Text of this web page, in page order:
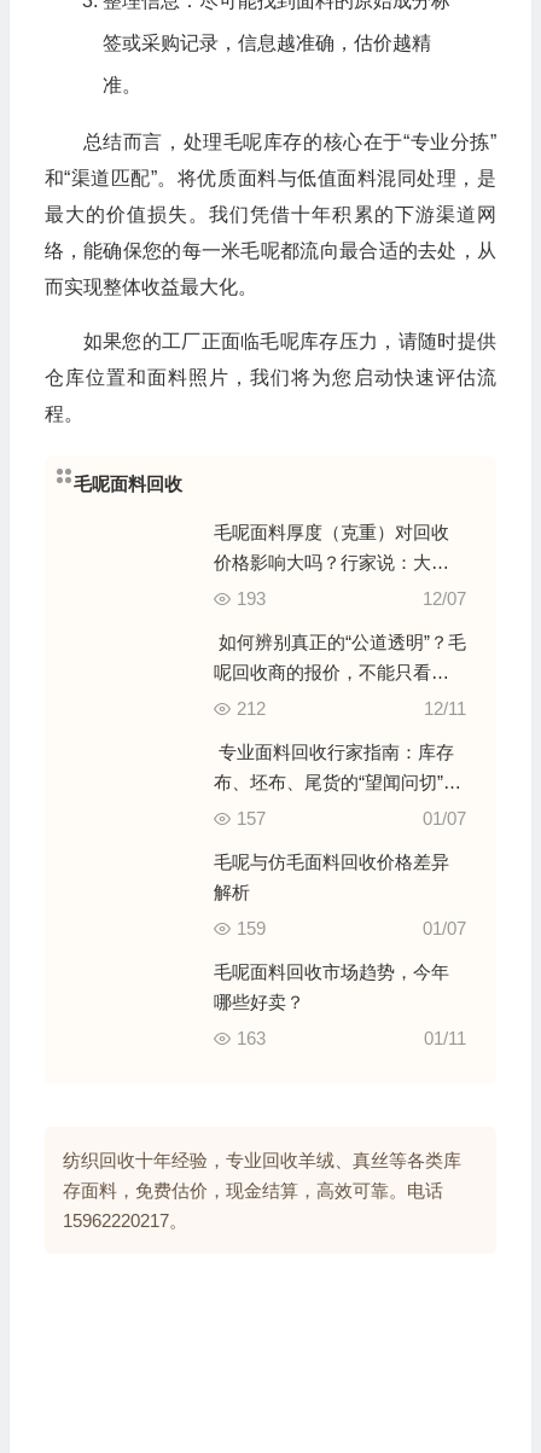
签或采购记录，信息越准确，估价越精
准。
总结而言，处理毛呢库存的核心在于“专业分拣”
和“渠道匹配”。将优质面料与低值面料混同处理，是
最大的价值损失。我们凭借十年积累的下游渠道网
络，能确保您的每一米毛呢都流向最合适的去处，从
而实现整体收益最大化。
如果您的工厂正面临毛呢库存压力，请随时提供
仓库位置和面料照片，我们将为您启动快速评估流
程。
毛呢面料回收
毛呢面料厚度（克重）对回收
价格影响大吗？行家说：大，
但有个前提！
12/07
193
如何辨别真正的“公道透明”？毛
呢回收商的报价，不能只看数
字
12/11
212
专业面料回收行家指南：库存
布、坯布、尾货的“望闻问切”与
价值密码
01/07
157
毛呢与仿毛面料回收价格差异
解析
01/07
159
毛呢面料回收市场趋势，今年
哪些好卖？
01/11
163
纺织回收十年经验，专业回收羊绒、真丝等各类库
存面料，免费估价，现金结算，高效可靠。电话
15962220217。